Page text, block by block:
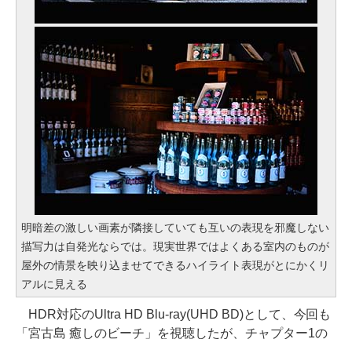
明暗差の激しい画素が隣接していても互いの表現を邪魔しない
描写力は自発光ならでは。現実世界ではよくある室内のものが
屋外の情景を映り込ませてできるハイライト表現がとにかくリ
アルに見える
HDR対応のUltra HD Blu-ray(UHD BD)として、今回も
「宮古島 癒しのビーチ」を視聴したが、チャプター1の